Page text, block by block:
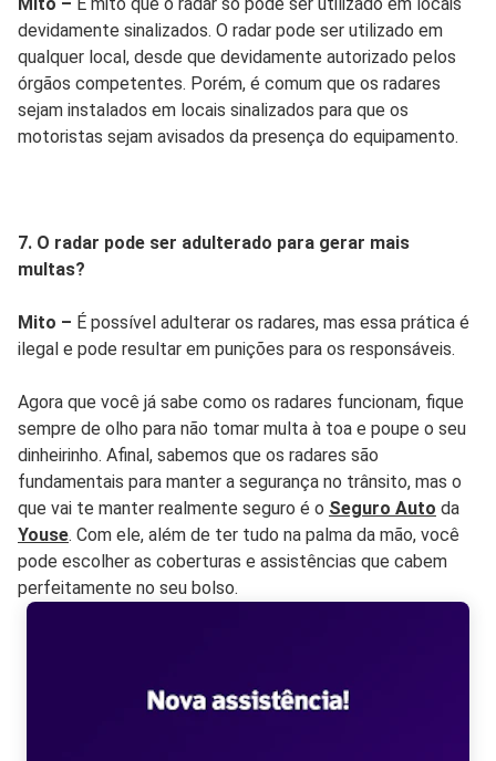
devidamente sinalizados. O radar pode ser utilizado em
qualquer local, desde que devidamente autorizado pelos
órgãos competentes. Porém, é comum que os radares
sejam instalados em locais sinalizados para que os
motoristas sejam avisados da presença do equipamento.
7. O radar pode ser adulterado para gerar mais
multas?
Mito – É possível adulterar os radares, mas essa prática é
ilegal e pode resultar em punições para os responsáveis.
Agora que você já sabe como os radares funcionam, fique
sempre de olho para não tomar multa à toa e poupe o seu
dinheirinho. Afinal, sabemos que os radares são
fundamentais para manter a segurança no trânsito, mas o
que vai te manter realmente seguro é o Seguro Auto da
Youse. Com ele, além de ter tudo na palma da mão, você
pode escolher as coberturas e assistências que cabem
perfeitamente no seu bolso.